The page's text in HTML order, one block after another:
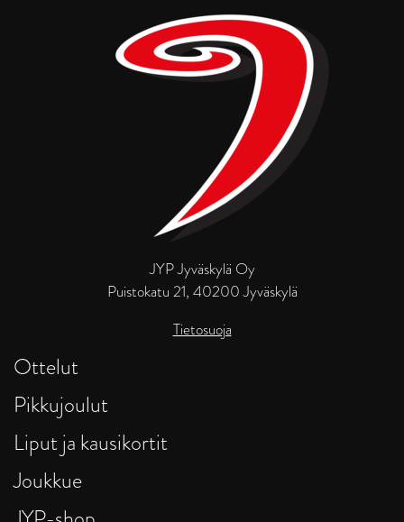
JYP Jyväskylä Oy
Puistokatu 21, 40200 Jyväskylä
Tietosuoja
Ottelut
Pikkujoulut
Liput ja kausikortit
Joukkue